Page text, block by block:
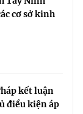
cơ sở kinh
kết luận
điều kiện áp